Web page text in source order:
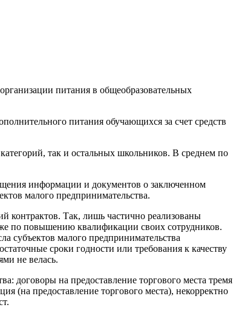
питания в общеобразовательных
питания обучающихся за счет средств
так и остальных школьников. В среднем по
информации и документов о заключенном
малого предпринимательства.
Так, лишь частично реализованы
по повышению квалификации своих сотрудников.
субъектов малого предпринимательства
сроки годности или требования к качеству
не велась.
договоры на предоставление торгового места тремя
(на предоставление торгового места), некорректно